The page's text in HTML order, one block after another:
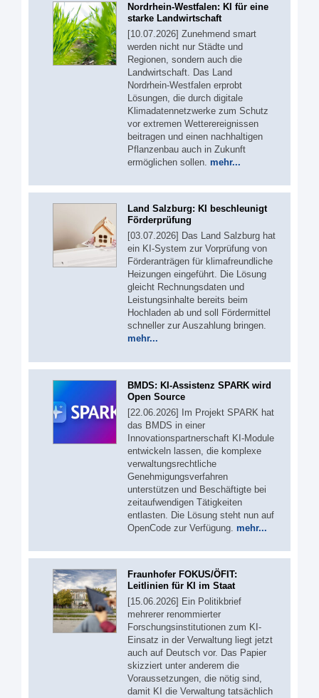
Nordrhein-Westfalen: KI für eine
starke Landwirtschaft
[10.07.2026] Zunehmend smart
werden nicht nur Städte und
Regionen, sondern auch die
Landwirtschaft. Das Land
Nordrhein-Westfalen erprobt
Lösungen, die durch digitale
Klimadatennetzwerke zum Schutz
vor extremen Wetterereignissen
beitragen und einen nachhaltigen
Pflanzenbau auch in Zukunft
ermöglichen sollen. mehr...
Land Salzburg: KI beschleunigt
Förderprüfung
[03.07.2026] Das Land Salzburg hat
ein KI-System zur Vorprüfung von
Förderanträgen für klimafreundliche
Heizungen eingeführt. Die Lösung
gleicht Rechnungsdaten und
Leistungsinhalte bereits beim
Hochladen ab und soll Fördermittel
schneller zur Auszahlung bringen.
mehr...
BMDS: KI-Assistenz SPARK wird
Open Source
[22.06.2026] Im Projekt SPARK hat
das BMDS in einer
Innovationspartnerschaft KI-Module
entwickeln lassen, die komplexe
verwaltungsrechtliche
Genehmigungsverfahren
unterstützen und Beschäftigte bei
zeitaufwendigen Tätigkeiten
entlasten. Die Lösung steht nun auf
OpenCode zur Verfügung. mehr...
Fraunhofer FOKUS/ÖFIT:
Leitlinien für KI im Staat
[15.06.2026] Ein Politikbrief
mehrerer renommierter
Forschungsinstitutionen zum KI-
Einsatz in der Verwaltung liegt jetzt
auch auf Deutsch vor. Das Papier
skizziert unter anderem die
Voraussetzungen, die nötig sind,
damit KI die Verwaltung tatsächlich